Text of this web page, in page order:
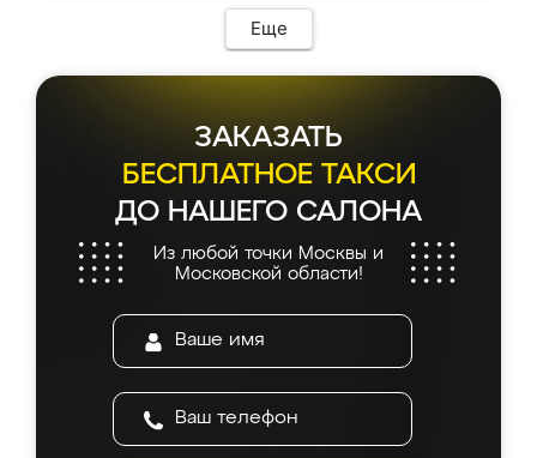
Еще
ЗАКАЗАТЬ
БЕСПЛАТНОЕ ТАКСИ
ДО НАШЕГО САЛОНА
Из любой точки Москвы и
Московской области!